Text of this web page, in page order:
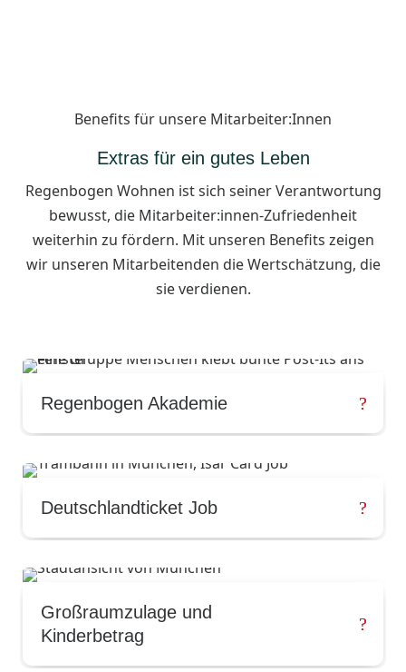
Benefits für unsere Mitarbeiter:Innen
Extras für ein gutes Leben
Regenbogen Wohnen ist sich seiner Verantwortung
bewusst, die Mitarbeiter:innen-Zufriedenheit
weiterhin zu fördern. Mit unseren Benefits zeigen
wir unseren Mitarbeitenden die Wertschätzung, die
sie verdienen.
Regenbogen Akademie
Deutschlandticket Job
Großraumzulage und
Kinderbetrag